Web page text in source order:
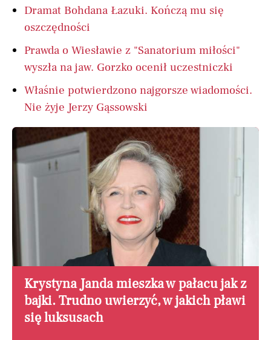
Dramat Bohdana Łazuki. Kończą mu się
oszczędności
Prawda o Wiesławie z "Sanatorium miłości"
wyszła na jaw. Gorzko ocenił uczestniczki
Właśnie potwierdzono najgorsze wiadomości.
Nie żyje Jerzy Gąssowski
Krystyna Janda mieszka w pałacu jak z
bajki. Trudno uwierzyć, w jakich pławi
się luksusach